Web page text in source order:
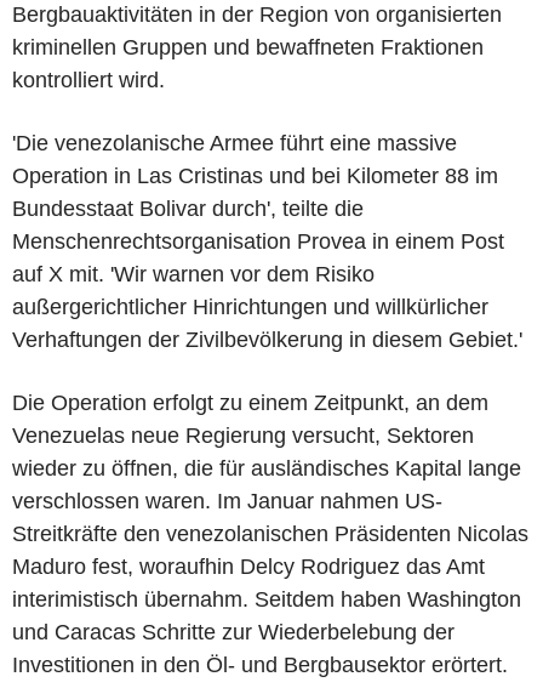
Bergbauaktivitäten in der Region von organisierten
kriminellen Gruppen und bewaffneten Fraktionen
kontrolliert wird.
'Die venezolanische Armee führt eine massive
Operation in Las Cristinas und bei Kilometer 88 im
Bundesstaat Bolivar durch', teilte die
Menschenrechtsorganisation Provea in einem Post
auf X mit. 'Wir warnen vor dem Risiko
außergerichtlicher Hinrichtungen und willkürlicher
Verhaftungen der Zivilbevölkerung in diesem Gebiet.'
Die Operation erfolgt zu einem Zeitpunkt, an dem
Venezuelas neue Regierung versucht, Sektoren
wieder zu öffnen, die für ausländisches Kapital lange
verschlossen waren. Im Januar nahmen US-
Streitkräfte den venezolanischen Präsidenten Nicolas
Maduro fest, woraufhin Delcy Rodriguez das Amt
interimistisch übernahm. Seitdem haben Washington
und Caracas Schritte zur Wiederbelebung der
Investitionen in den Öl- und Bergbausektor erörtert.